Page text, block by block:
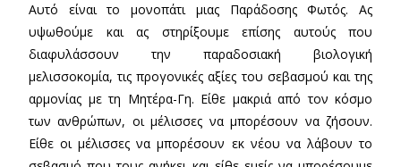
Αυτό είναι το μονοπάτι μιας Παράδοσης Φωτός. Ας
υψωθούμε και ας στηρίξουμε επίσης αυτούς που
διαφυλάσσουν την παραδοσιακή βιολογική
μελισσοκομία, τις προγονικές αξίες του σεβασμού και της
αρμονίας με τη Μητέρα-Γη. Είθε μακριά από τον κόσμο
των ανθρώπων, οι μέλισσες να μπορέσουν να ζήσουν.
Είθε οι μέλισσες να μπορέσουν εκ νέου να λάβουν το